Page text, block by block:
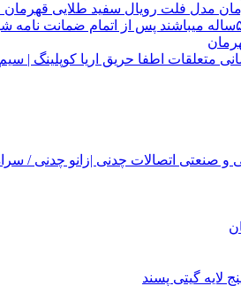
مدل فلت رویال سفید طلایی
اطفا حریق اریا کوپلینگ | سیم ایتالیا | رپیدراپ
و صنعتی اتصالات چدنی |زانو چدنی /
لایه گیتی پسند